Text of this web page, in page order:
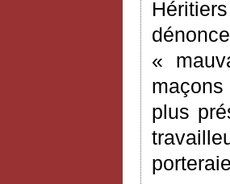
«
plus